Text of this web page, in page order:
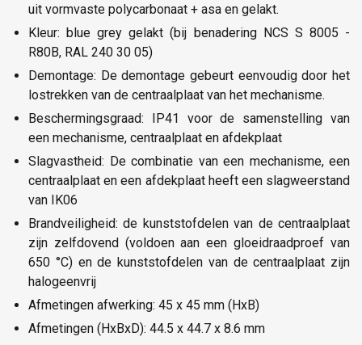
uit vormvaste polycarbonaat + asa en gelakt.
Kleur: blue grey gelakt (bij benadering NCS S 8005 -
R80B, RAL 240 30 05)
Demontage: De demontage gebeurt eenvoudig door het
lostrekken van de centraalplaat van het mechanisme.
Beschermingsgraad: IP41 voor de samenstelling van
een mechanisme, centraalplaat en afdekplaat
Slagvastheid: De combinatie van een mechanisme, een
centraalplaat en een afdekplaat heeft een slagweerstand
van IK06
Brandveiligheid: de kunststofdelen van de centraalplaat
zijn zelfdovend (voldoen aan een gloeidraadproef van
650 °C) en de kunststofdelen van de centraalplaat zijn
halogeenvrij
Afmetingen afwerking: 45 x 45 mm (HxB)
Afmetingen (HxBxD): 44.5 x 44.7 x 8.6 mm